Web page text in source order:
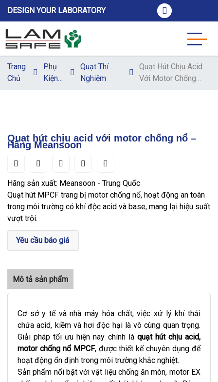
DESIGN YOUR LABORATORY
Trang
Chủ
Phụ
Kiện
Quạt Thí
Nghiệm
Quạt Hút Chịu Acid
Với Motor Chống
Quạt hút chịu acid với motor chống nổ –
Hãng Meansoon
Hãng sản xuất: Meansoon - Trung Quốc
Quạt hút MPCF trang bị motor chống nổ, hoạt động an toàn
trong môi trường có khí độc acid và base, mang lại hiệu suất
vượt trội.
Yêu cầu báo giá
Cơ sở y tế và nhà máy hóa chất, việc xử lý khí thải
chứa acid, kiềm và hơi độc hại là vô cùng quan trọng.
Giải pháp tối ưu hiện nay chính là quạt hút chịu acid,
motor chống nổ MPCF, được thiết kế chuyên dụng để
hoạt động ổn định trong môi trường khắc nghiệt.
Sản phẩm nổi bật với vật liệu chống ăn mòn, motor EX